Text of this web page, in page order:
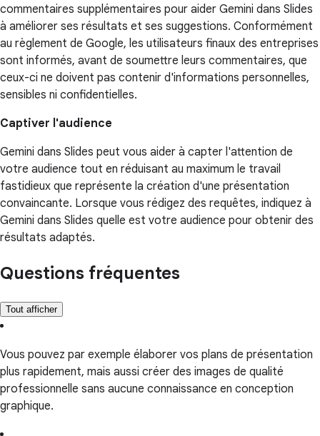
commentaires supplémentaires pour aider Gemini dans Slides
à améliorer ses résultats et ses suggestions. Conformément
au règlement de Google, les utilisateurs finaux des entreprises
sont informés, avant de soumettre leurs commentaires, que
ceux-ci ne doivent pas contenir d'informations personnelles,
sensibles ni confidentielles.
Captiver l'audience
Gemini dans Slides peut vous aider à capter l'attention de
votre audience tout en réduisant au maximum le travail
fastidieux que représente la création d'une présentation
convaincante. Lorsque vous rédigez des requêtes, indiquez à
Gemini dans Slides quelle est votre audience pour obtenir des
résultats adaptés.
Questions fréquentes
Tout afficher
Vous pouvez par exemple élaborer vos plans de présentation
plus rapidement, mais aussi créer des images de qualité
professionnelle sans aucune connaissance en conception
graphique.